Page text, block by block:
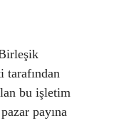
bu işletim
payına